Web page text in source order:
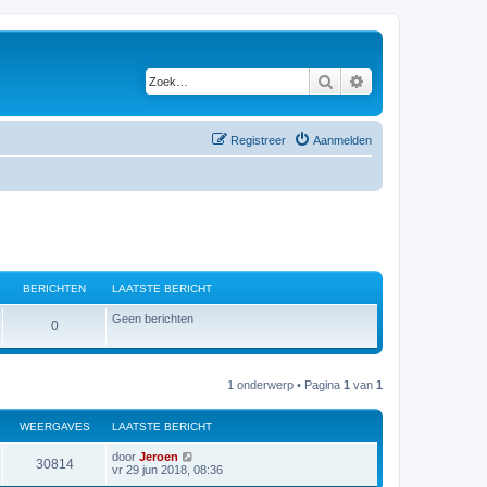
Zoek
Aanmelden
Registreer
BERICHTEN LAATSTE BERICHT
0B
e
i
h
Geen berichten
1 onderwerp • Pagina 1 van 1
WEERGAVES LAATSTE BERICHT
30814W
L
a
door Jeroen
vr 29 jun 2018, 08:36